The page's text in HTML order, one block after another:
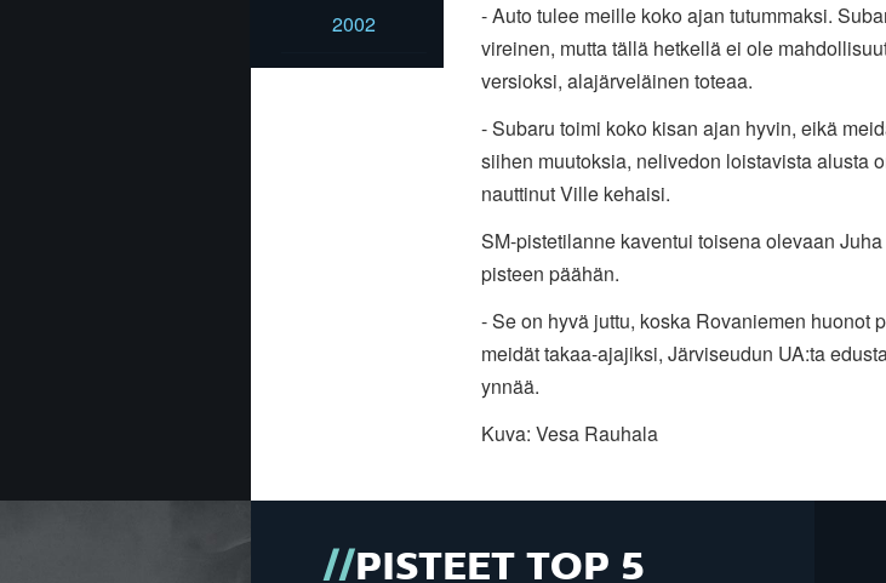
2002
- Auto tulee meille koko ajan tutummaksi.
vireinen, mutta tällä hetkellä ei ole
versioksi, alajärveläinen toteaa.
- Subaru toimi koko kisan ajan hyvin, eikä
siihen muutoksia, nelivedon loistavista alusta
nauttinut Ville kehaisi.
SM-pistetilanne kaventui toisena olevaan
pisteen päähän.
- Se on hyvä juttu, koska Rovaniemen huonot
meidät takaa-ajajiksi, Järviseudun UA:ta
ynnää.
Kuva: Vesa Rauhala
PISTEET TOP 5